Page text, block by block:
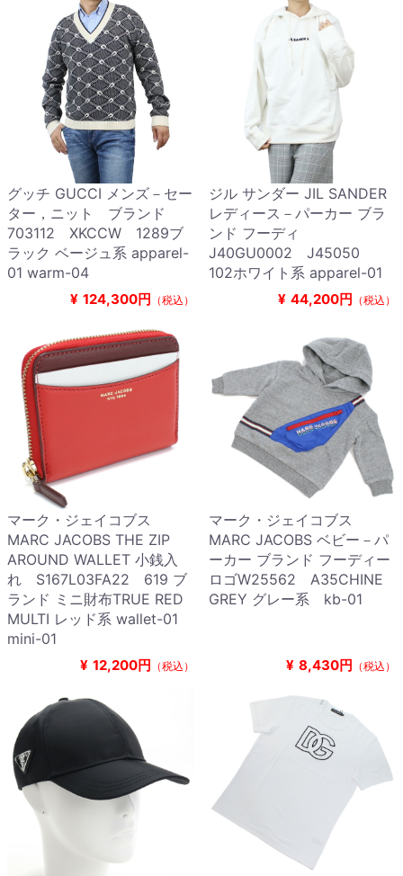
グッチ GUCCI メンズ－セー
ター，ニット ブランド
703112 XKCCW 1289ブ
ラック ベージュ系 apparel-
01 warm-04
¥ 124,300円 （税込）
ジル サンダー JIL SANDER
レディース－パーカー ブラ
ンド フーディ
J40GU0002 J45050
102ホワイト系 apparel-01
¥ 44,200円 （税込）
マーク・ジェイコブス
MARC JACOBS THE ZIP
AROUND WALLET 小銭入
れ S167L03FA22 619 ブ
ランド ミニ財布TRUE RED
MULTI レッド系 wallet-01
mini-01
¥ 12,200円 （税込）
マーク・ジェイコブス
MARC JACOBS ベビー－パ
ーカー ブランド フーディー
ロゴW25562 A35CHINE
GREY グレー系 kb-01
¥ 8,430円 （税込）